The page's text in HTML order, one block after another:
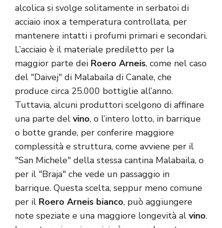
alcolica si svolge solitamente in serbatoi di
acciaio inox a temperatura controllata, per
mantenere intatti i profumi primari e secondari.
L’acciaio è il materiale prediletto per la
maggior parte dei Roero Arneis, come nel caso
del "Daivej" di Malabaila di Canale, che
produce circa 25.000 bottiglie all’anno.
Tuttavia, alcuni produttori scelgono di affinare
una parte del vino, o l’intero lotto, in barrique
o botte grande, per conferire maggiore
complessità e struttura, come avviene per il
"San Michele" della stessa cantina Malabaila, o
per il "Braja" che vede un passaggio in
barrique. Questa scelta, seppur meno comune
per il Roero Arneis bianco, può aggiungere
note speziate e una maggiore longevità al vino.